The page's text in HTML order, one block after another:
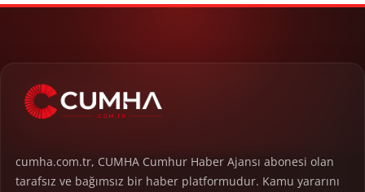
cumha.com.tr, CUMHA Cumhur Haber Ajansı abonesi olan
tarafsız ve bağımsız bir haber platformudur. Kamu yararını